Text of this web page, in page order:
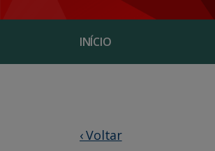
INÍCIO
‹ Voltar